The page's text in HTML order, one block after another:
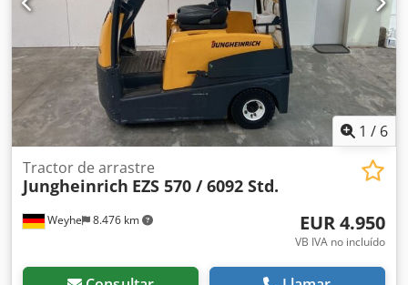
1 / 6
Weyhe 8.476 km
Tractor de arrastre
Jungheinrich EZS 570 / 6092 Std.
EUR 4.950
VB IVA no incluído